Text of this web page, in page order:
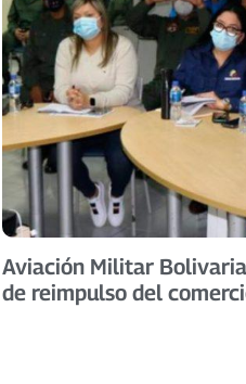
Aviación Militar
de reimpulso del